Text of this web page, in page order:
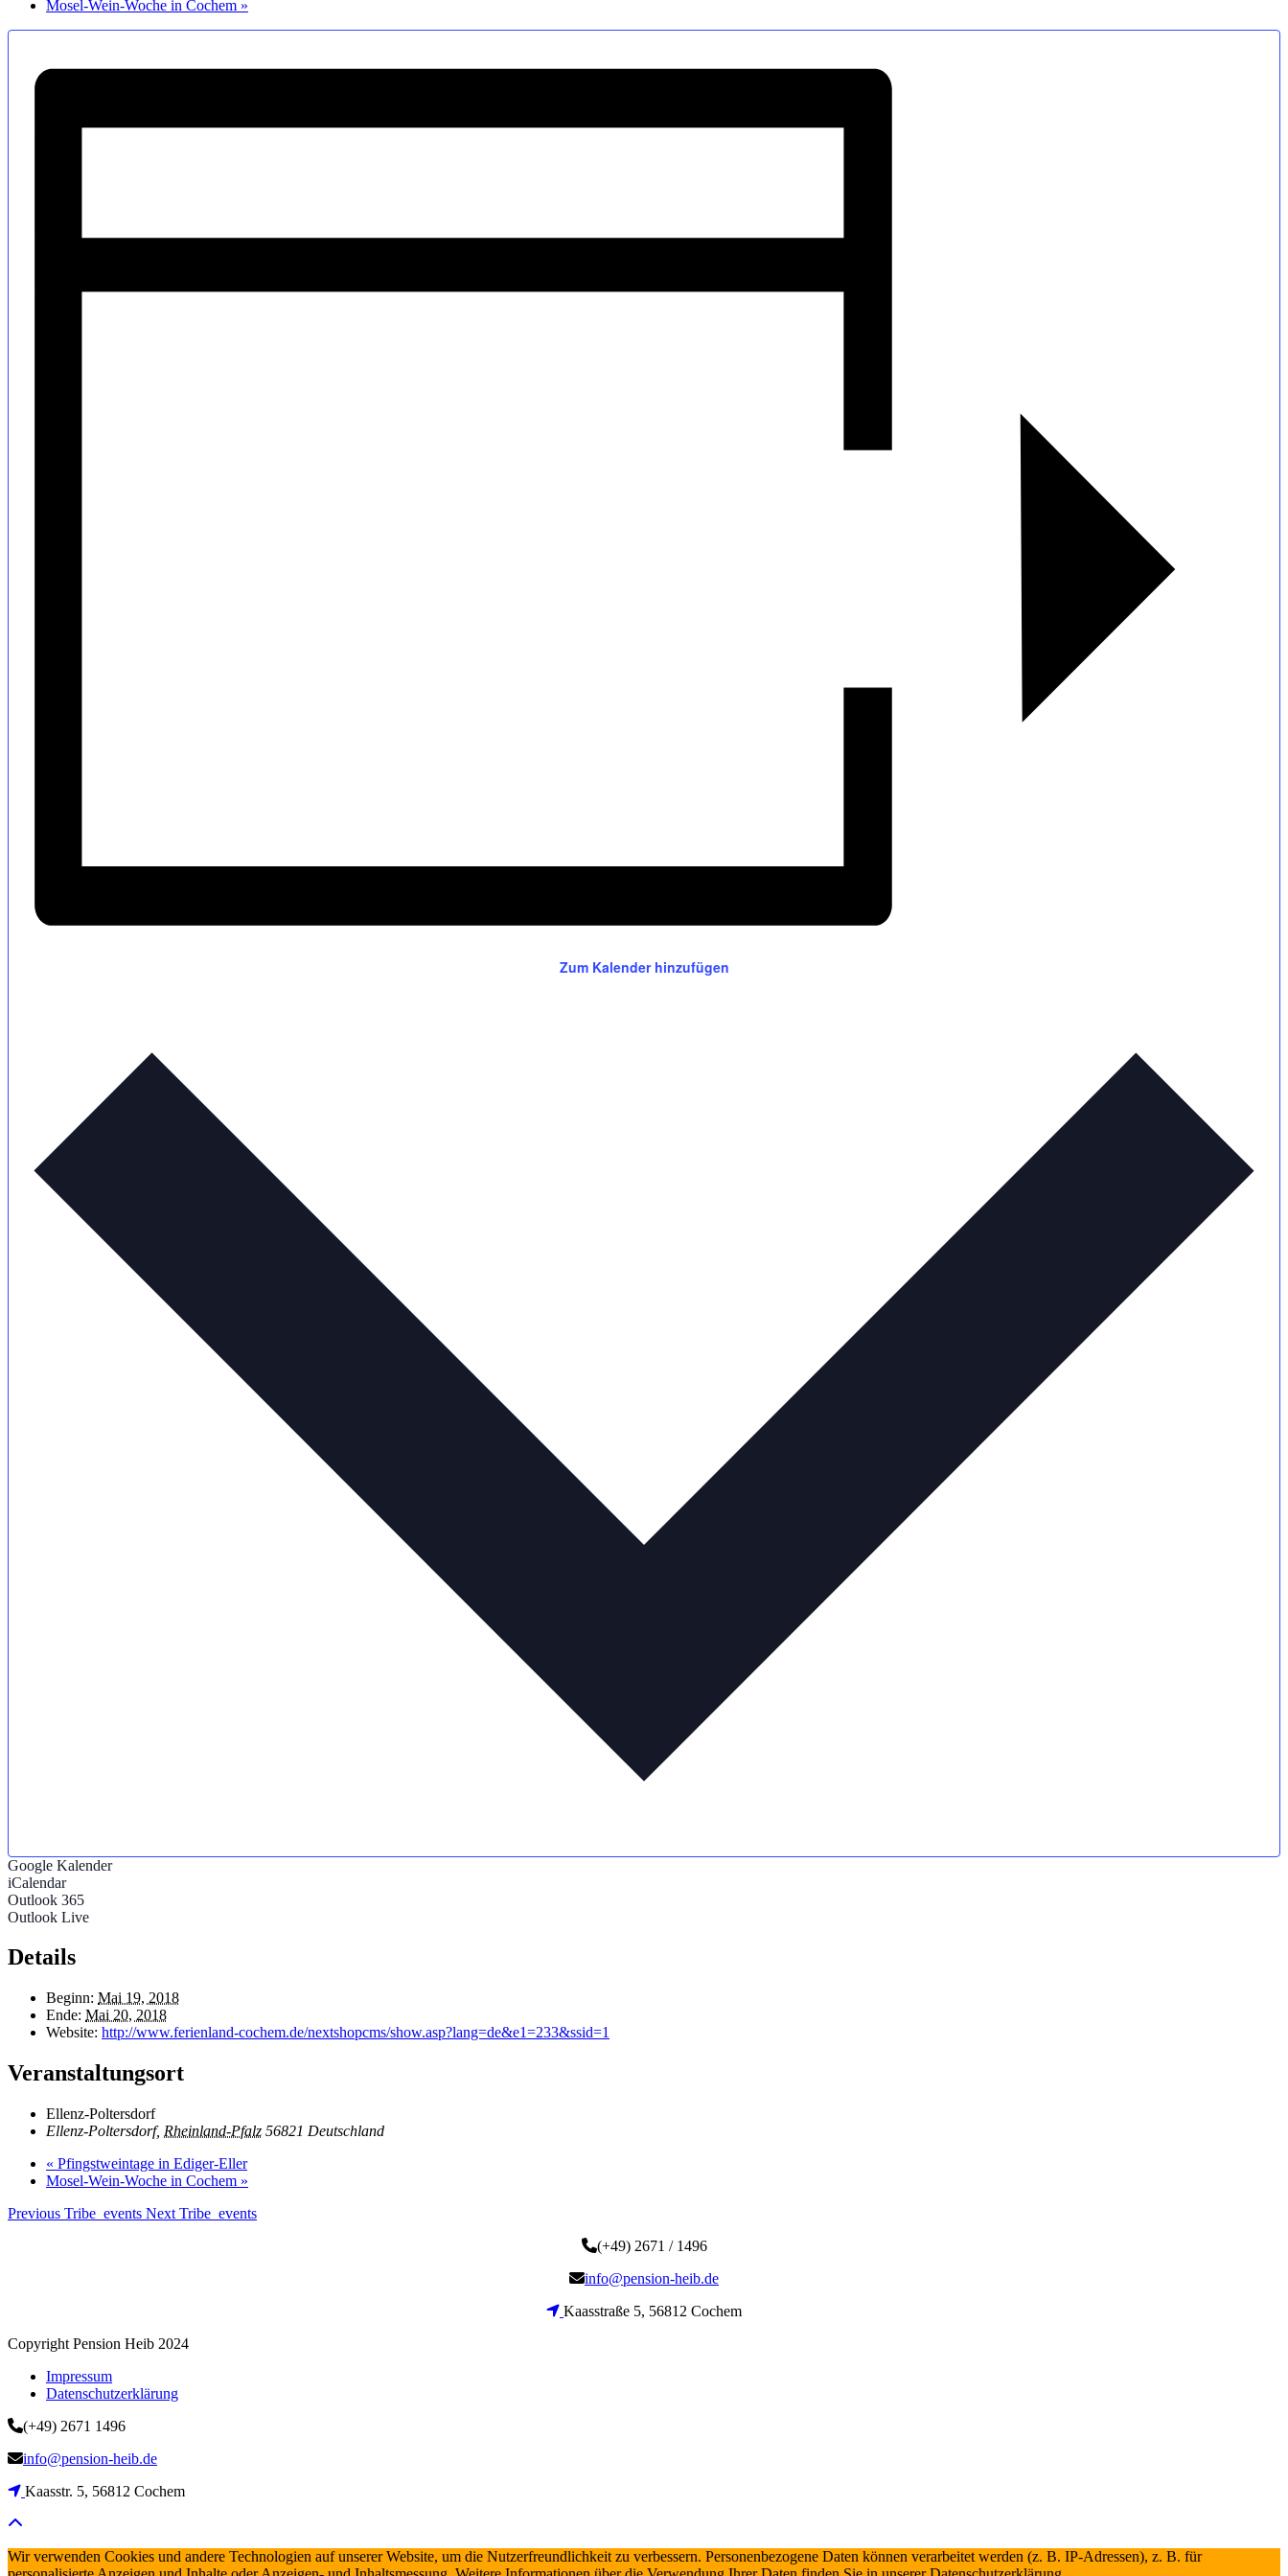
Mosel-Wein-Woche in Cochem »
Zum Kalender hinzufügen
Google Kalender
iCalendar
Outlook 365
Outlook Live
Details
Beginn: Mai 19, 2018
Ende: Mai 20, 2018
Website: http://www.ferienland-cochem.de/nextshopcms/show.asp?lang=de&e1=233&ssid=1
Veranstaltungsort
Ellenz-Poltersdorf
Ellenz-Poltersdorf, Rheinland-Pfalz 56821 Deutschland
« Pfingstweintage in Ediger-Eller
Mosel-Wein-Woche in Cochem »
Previous Tribe_events Next Tribe_events
(+49) 2671 / 1496
info@pension-heib.de
Kaasstraße 5, 56812 Cochem
Copyright Pension Heib 2024
Impressum
Datenschutzerklärung
(+49) 2671 1496
info@pension-heib.de
Kaasstr. 5, 56812 Cochem
Wir verwenden Cookies und andere Technologien auf unserer Website, um die Nutzerfreundlichkeit zu verbessern. Personenbezogene Daten können verarbeitet werden (z. B. IP-Adressen), z. B. für